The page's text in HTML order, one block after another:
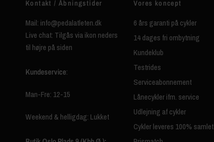
Kontakt / Åbningstider
Mail: info@pedalatleten.dk
Live chat: Tilgås via ikon neders
til højre på siden
Kundeservice:
Man-Fre: 12-15
Weekend & helligdag: Lukket
Vores koncept
6 års garanti på cykler
14 dages fri ombytning
Kundeklub
Testrides
Serviceabonnement
Lånecykler ifm. service
Udlejning af cykler
Cykler leveres 100% samlet